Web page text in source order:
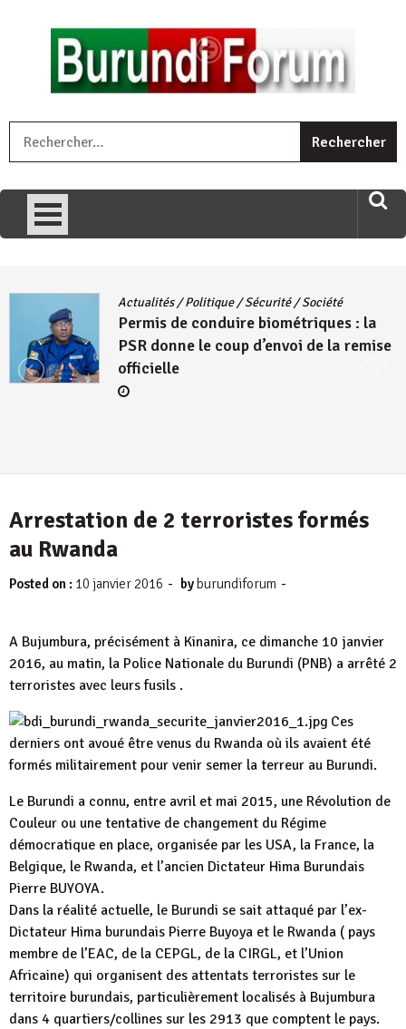
umariye umuryango wawe canke igihugu cakwibarutse .Wewe
uri ngaha ndagusigiye iki kibazo : Uriko ukora iki kugira ngo
Actualités/Politique/Sécurité/Société
Permis de conduire biométriques : la
PSR donne le coup d’envoi de la remise
officielle
Arrestation de 2 terroristes formés
au Rwanda
Posted on : 10 janvier 2016 - by burundiforum -
A Bujumbura, précisément à Kinanira, ce dimanche 10 janvier
2016, au matin, la Police Nationale du Burundi (PNB) a arrêté 2
terroristes avec leurs fusils .
Ces
derniers ont avoué être venus du Rwanda où ils avaient été
formés militairement pour venir semer la terreur au Burundi.
Le Burundi a connu, entre avril et mai 2015, une Révolution de
Couleur ou une tentative de changement du Régime
démocratique en place, organisée par les USA, la France, la
Belgique, le Rwanda, et l’ancien Dictateur Hima Burundais
Pierre BUYOYA.
Dans la réalité actuelle, le Burundi se sait attaqué par l’ex-
Dictateur Hima burundais Pierre Buyoya et le Rwanda ( pays
membre de l’EAC, de la CEPGL, de la CIRGL, et l’Union
Africaine) qui organisent des attentats terroristes sur le
territoire burundais, particulièrement localisés à Bujumbura
dans 4 quartiers/collines sur les 2913 que comptent le pays.